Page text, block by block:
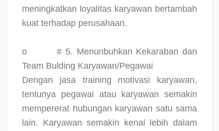
meningkatkan loyalitas karyawan bertambah
kuat terhadap perusahaan.
o
# 5. Menunbuhkan Kekaraban dan
Team Bulding Karyawan/Pegawai
Dengan jasa training motivasi karyawan,
tentunya pegawai atau karyawan semakin
mempererat hubungan karyawan satu sama
lain. Karyawan semakin kenal lebih dalam